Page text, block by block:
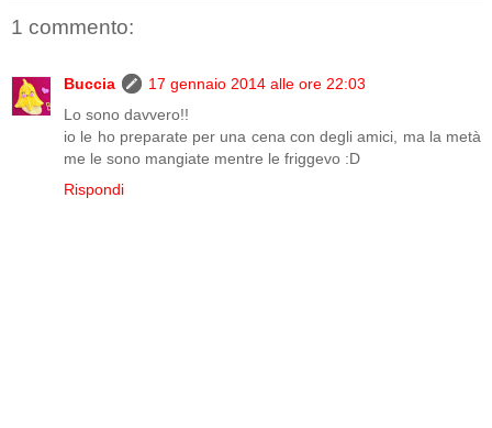
1 commento:
Buccia
17 gennaio 2014 alle ore 22:03
Lo sono davvero!!
io le ho preparate per una cena con degli amici, ma la metà
me le sono mangiate mentre le friggevo :D
Rispondi